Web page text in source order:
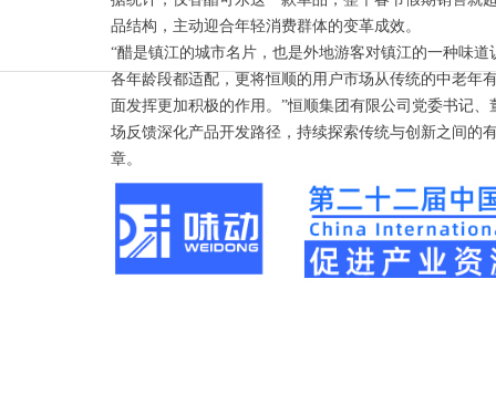
品结构，主动迎合年轻消费群体的变革成效。
“醋是镇江的城市名片，也是外地游客对镇江的一种味
各年龄段都适配，更将恒顺的用户市场从传统的中老年
面发挥更加积极的作用。”恒顺集团有限公司党委书记
场反馈深化产品开发路径，持续探索传统与创新之间的
章。